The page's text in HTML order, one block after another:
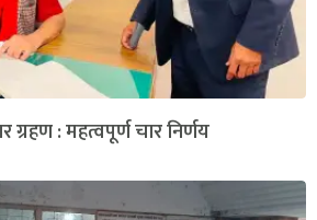
ग्रहण : महत्वपूर्ण चार निर्णय